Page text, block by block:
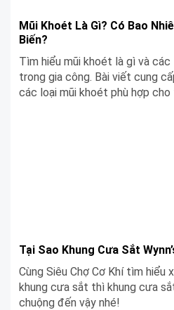
Mũi Khoét Là Gì? Có Bao
Biến?
Tìm hiểu mũi khoét là gì và
trong gia công. Bài viết cung
các loại mũi khoét phù hợp
Tại Sao Khung Cưa Sắt
Cùng Siêu Chợ Cơ Khí tìm
khung cưa sắt thì khung cưa
chuộng đến vậy nhé!